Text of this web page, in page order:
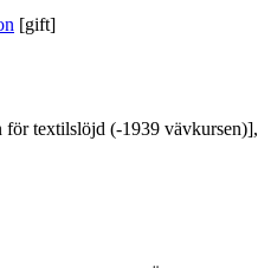
[gift]
för textilslöjd (-1939 vävkursen)],